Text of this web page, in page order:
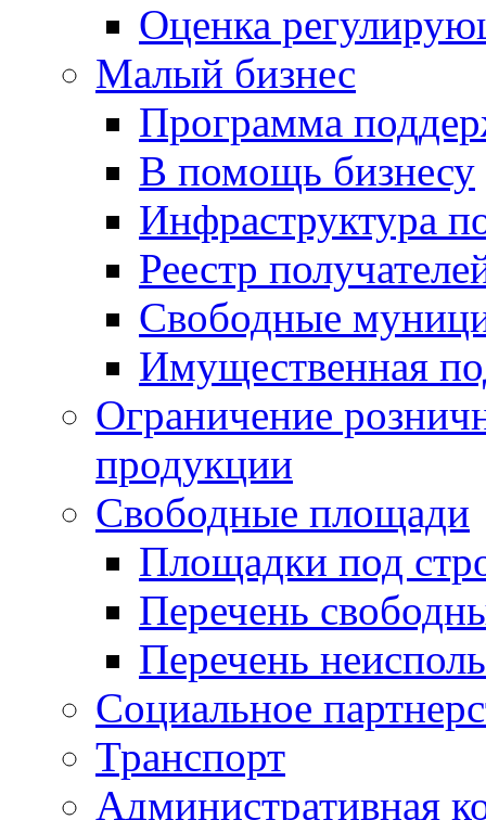
Оценка
Малый бизнес
Программа
В помощь бизнесу
Инфраструктура
Реестр
Свободные
Имущественная
Ограничение
продукции
Свободные площади
Площадки под
Перечень
Перечень
Социальное
Транспорт
Административная